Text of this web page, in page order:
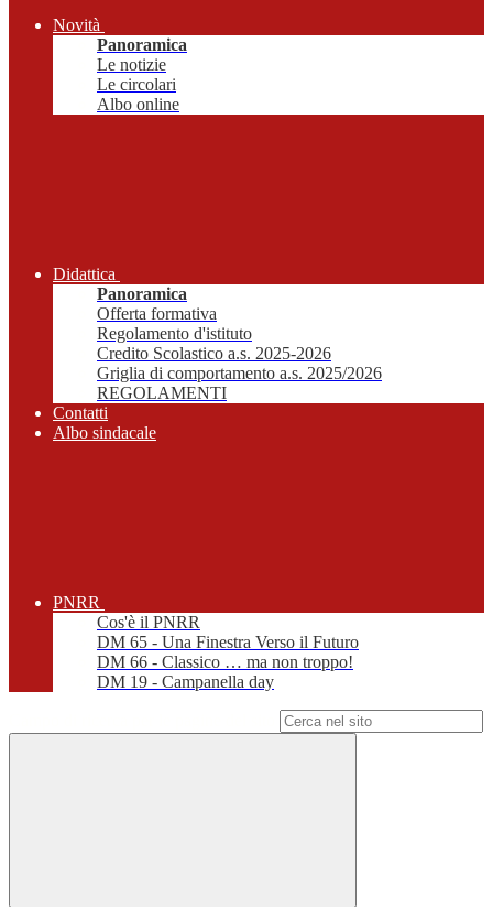
Novità
Panoramica
Le notizie
Le circolari
Albo online
Didattica
Panoramica
Offerta formativa
Regolamento d'istituto
Credito Scolastico a.s. 2025-2026
Griglia di comportamento a.s. 2025/2026
REGOLAMENTI
Contatti
Albo sindacale
PNRR
Cos'è il PNRR
DM 65 - Una Finestra Verso il Futuro
DM 66 - Classico … ma non troppo!
DM 19 - Campanella day